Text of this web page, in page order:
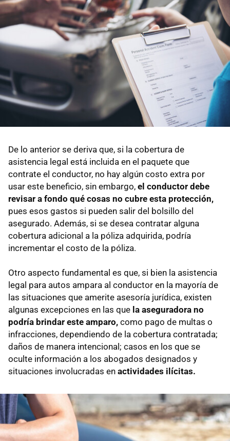
De lo anterior se deriva que, si la cobertura de
asistencia legal está incluida en el paquete que
contrate el conductor, no hay algún costo extra por
usar este beneficio, sin embargo, el conductor debe
revisar a fondo qué cosas no cubre esta protección,
pues esos gastos si pueden salir del bolsillo del
asegurado. Además, si se desea contratar alguna
cobertura adicional a la póliza adquirida, podría
incrementar el costo de la póliza.
Otro aspecto fundamental es que, si bien la asistencia
legal para autos ampara al conductor en la mayoría de
las situaciones que amerite asesoría jurídica, existen
algunas excepciones en las que la aseguradora no
podría brindar este amparo, como pago de multas o
infracciones, dependiendo de la cobertura contratada;
daños de manera intencional; casos en los que se
oculte información a los abogados designados y
situaciones involucradas en actividades ilícitas.